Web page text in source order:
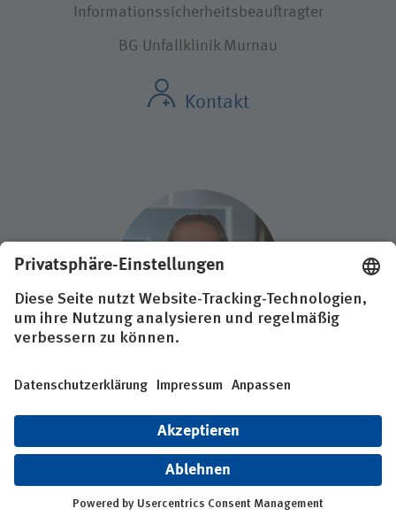
Informationssicherheitsbeauftragter
BG Unfallklinik Murnau
Kontakt
Ralf Schläfer
Informationssicherheitsbeauftragter
BG Klinik Ludwigshafen